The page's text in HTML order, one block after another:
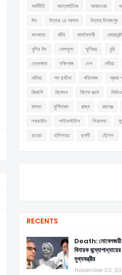
অর্থনীতি
আন্তর্জাতিক আবহাওয়া
ঈদ
উত্তর ২৪ পরগনা উত্তর দিনাজপুর
কলকাতা
কাঁথি কালবৈশাখী
খুশির ঈদ
খেলাধুলা ঘূর্ণিঝড় চুরি
তেলেঙ্গানা
দক্ষিণবঙ্গ দেশ নদীয়া
নাদিয়া
পথ দুর্ঘটনা পশ্চিমবঙ্গ প্রথম
বিজেপি
বিনোদন বিশেষ রচনা ভিডিও
মালদা
মুর্শিদাবাদ রাজ্য রায়গঞ্জ
লকডাউন
লাইফস্টাইল শিয়ালদা
হাওড়া
হালিশহর হুগলী হেঁশেল
RECENTS
Death: নোবেলজয়ী
বিনায়ক
মুখ্যমন্ত্রীর
November 03,